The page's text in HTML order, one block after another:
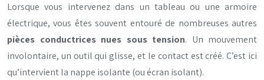
Lorsque vous intervenez dans un tableau ou une armoire
électrique, vous êtes souvent entouré de nombreuses autres
pièces conductrices nues sous tension. Un mouvement
involontaire, un outil qui glisse, et le contact est créé. C’est ici
qu’intervient la nappe isolante (ou écran isolant).